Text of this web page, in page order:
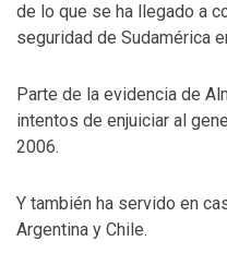
de lo que se ha llegado a
seguridad de Sudamérica
Parte de la evidencia de
intentos de enjuiciar al
2006.
Y también ha servido en
Argentina y Chile.